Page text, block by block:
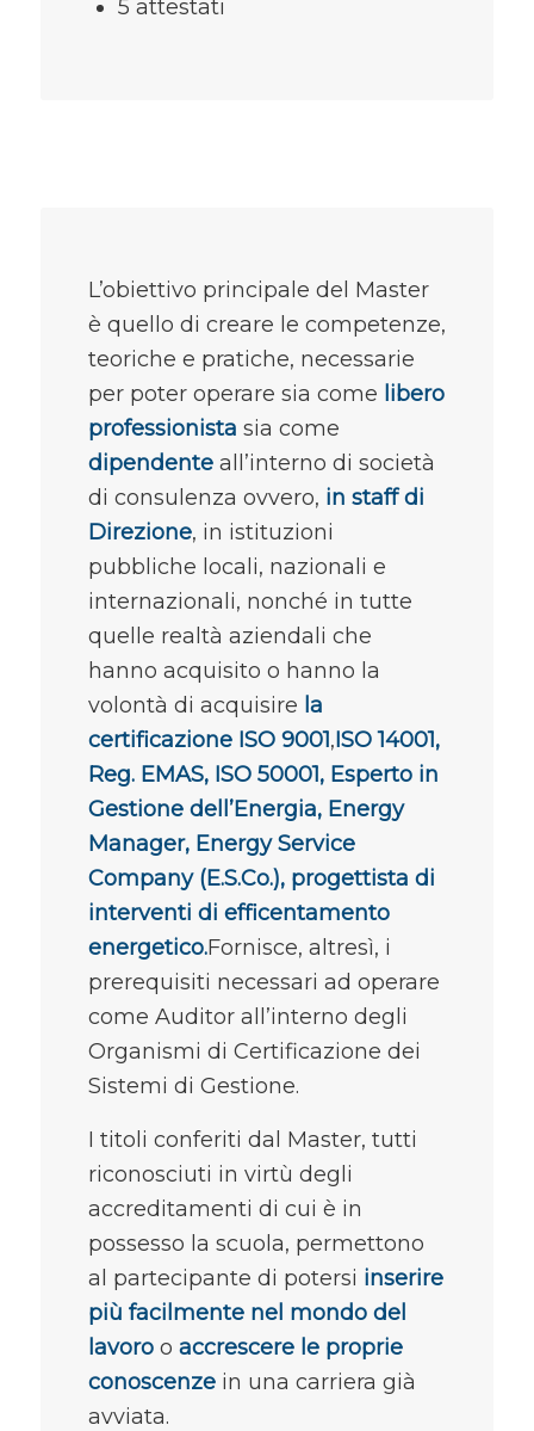
5 attestati
L’obiettivo principale del Master
è quello di creare le competenze,
teoriche e pratiche, necessarie
per poter operare sia come libero
professionista sia come
dipendente all’interno di società
di consulenza ovvero, in staff di
Direzione, in istituzioni
pubbliche locali, nazionali e
internazionali, nonché in tutte
quelle realtà aziendali che
hanno acquisito o hanno la
volontà di acquisire la
certificazione ISO 9001,ISO 14001,
Reg. EMAS, ISO 50001, Esperto in
Gestione dell’Energia, Energy
Manager, Energy Service
Company (E.S.Co.), progettista di
interventi di efficentamento
energetico.Fornisce, altresì, i
prerequisiti necessari ad operare
come Auditor all’interno degli
Organismi di Certificazione dei
Sistemi di Gestione.
I titoli conferiti dal Master, tutti
riconosciuti in virtù degli
accreditamenti di cui è in
possesso la scuola, permettono
al partecipante di potersi inserire
più facilmente nel mondo del
lavoro o accrescere le proprie
conoscenze in una carriera già
avviata.